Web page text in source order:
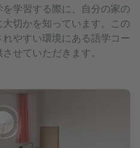
学習する際に、自分の家の
切かを知っています。この
やすい環境にある語学コー
せていただきます。